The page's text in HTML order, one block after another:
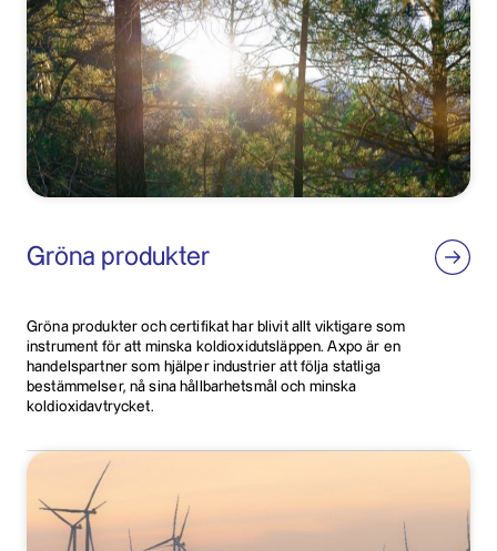
Gröna produkter
Gröna produkter och certifikat har blivit allt viktigare som
instrument för att minska koldioxidutsläppen. Axpo är en
handelspartner som hjälper industrier att följa statliga
bestämmelser, nå sina hållbarhetsmål och minska
koldioxidavtrycket.